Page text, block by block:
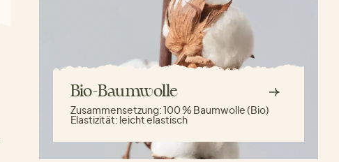
Bio-Baumwolle
Zusammensetzung:100 % Baumwolle (Bio)
Elastizität: leicht elastisch